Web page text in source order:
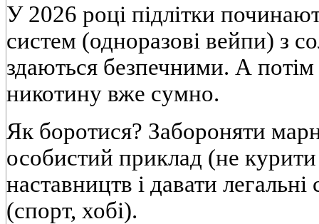
У 2026 році підлітки
систем (одноразові вейпи) з
здаються безпечними. А
никотину вже сумно.
Як боротися? Забороняти
особистий приклад (не
наставництв і давати
(спорт, хобі).